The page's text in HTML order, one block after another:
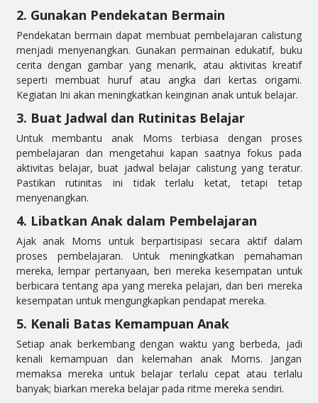
2. Gunakan Pendekatan Bermain
Pendekatan bermain dapat membuat pembelajaran calistung
menjadi menyenangkan. Gunakan permainan edukatif, buku
cerita dengan gambar yang menarik, atau aktivitas kreatif
seperti membuat huruf atau angka dari kertas origami.
Kegiatan Ini akan meningkatkan keinginan anak untuk belajar.
3. Buat Jadwal dan Rutinitas Belajar
Untuk membantu anak Moms terbiasa dengan proses
pembelajaran dan mengetahui kapan saatnya fokus pada
aktivitas belajar, buat jadwal belajar calistung yang teratur.
Pastikan rutinitas ini tidak terlalu ketat, tetapi tetap
menyenangkan.
4. Libatkan Anak dalam Pembelajaran
Ajak anak Moms untuk berpartisipasi secara aktif dalam
proses pembelajaran. Untuk meningkatkan pemahaman
mereka, lempar pertanyaan, beri mereka kesempatan untuk
berbicara tentang apa yang mereka pelajari, dan beri mereka
kesempatan untuk mengungkapkan pendapat mereka.
5. Kenali Batas Kemampuan Anak
Setiap anak berkembang dengan waktu yang berbeda, jadi
kenali kemampuan dan kelemahan anak Moms. Jangan
memaksa mereka untuk belajar terlalu cepat atau terlalu
banyak; biarkan mereka belajar pada ritme mereka sendiri.